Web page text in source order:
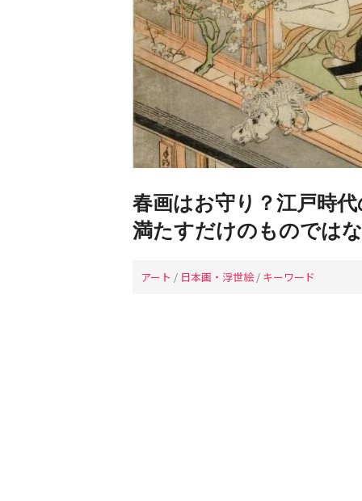
春画はお守り？江戸時
満たすだけのものでは
アート / 日本画・浮世絵 / キーワード